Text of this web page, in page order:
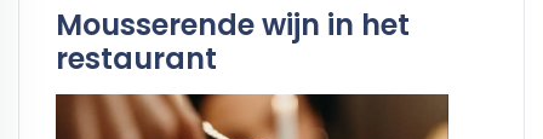
Mousserende wijn in het
restaurant